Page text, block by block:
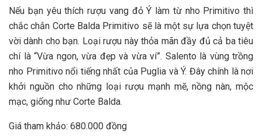
Nếu bạn yêu thích rượu vang đỏ Ý làm từ nho Primitivo thì
chắc chắn Corte Balda Primitivo sẽ là một sự lựa chọn tuyệt
vời dành cho bạn. Loại rượu này thỏa mãn đầy đủ cả ba tiêu
chí là “Vừa ngon, vừa đẹp và vừa ví”. Salento là vùng trồng
nho Primitivo nổi tiếng nhất của Puglia và Ý. Đây chính là nơi
khởi nguồn cho những loại rượu mạnh mẽ, nồng nàn, mộc
mạc, giống như Corte Balda.
Giá tham khảo: 680.000 đồng